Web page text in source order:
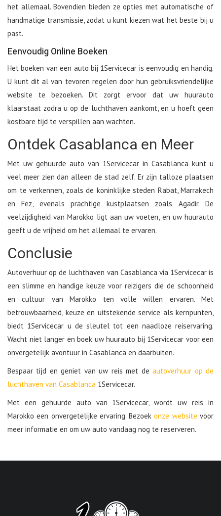
het allemaal. Bovendien bieden ze opties met automatische of
handmatige transmissie, zodat u kunt kiezen wat het beste bij u
past.
Eenvoudig Online Boeken
Het boeken van een auto bij 1Servicecar is eenvoudig en handig.
U kunt dit al van tevoren regelen door hun gebruiksvriendelijke
website te bezoeken. Dit zorgt ervoor dat uw huurauto
klaarstaat zodra u op de luchthaven aankomt, en u hoeft geen
kostbare tijd te verspillen aan wachten.
Ontdek Casablanca en Meer
Met uw gehuurde auto van 1Servicecar in Casablanca kunt u
veel meer zien dan alleen de stad zelf. Er zijn talloze plaatsen
om te verkennen, zoals de koninklijke steden Rabat, Marrakech
en Fez, evenals prachtige kustplaatsen zoals Agadir. De
veelzijdigheid van Marokko ligt aan uw voeten, en uw huurauto
geeft u de vrijheid om het allemaal te ervaren.
Conclusie
Autoverhuur op de luchthaven van Casablanca via 1Servicecar is
een slimme en handige keuze voor reizigers die de schoonheid
en cultuur van Marokko ten volle willen ervaren. Met
betrouwbaarheid, keuze en uitstekende service als kernpunten,
biedt 1Servicecar u de sleutel tot een naadloze reiservaring.
Wacht niet langer en boek uw huurauto bij 1Servicecar voor een
onvergetelijk avontuur in Casablanca en daarbuiten.
Bespaar tijd en geniet van uw reis met deautoverhuur op de
luchthaven van Casablanca 1Servicecar.
Met een gehuurde auto van 1Servicecar, wordt uw reis in
Marokko een onvergetelijke ervaring. Bezoekonze website voor
meer informatie en om uw auto vandaag nog te reserveren.